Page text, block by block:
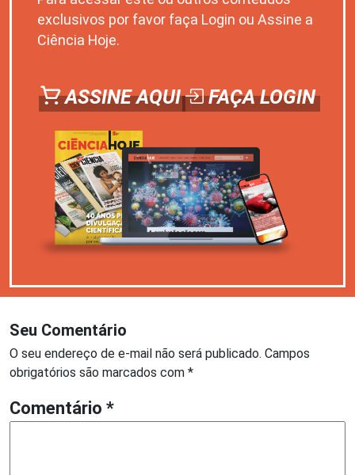
exclusivos por favor faça Login ou Assine a
Ciência Hoje.
ASSINE AQUI FAÇA LOGIN
Seu Comentário
O seu endereço de e-mail não será publicado. Campos
obrigatórios são marcados com *
Comentário *